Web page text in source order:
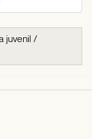
juvenil /